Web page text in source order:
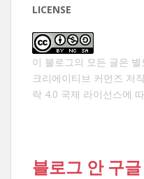
LICENSE
이 블로그의 모든 글은
크리에이티브 커먼즈 저
락 4.0 국제 라이선스에
블로그 안 구